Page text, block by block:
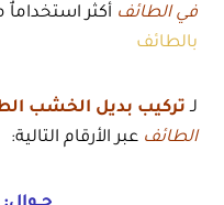
في الطائف أكثر استخداماٌ
بالطائف
لـتركيب بديل الخشب
الطائف عبر الأرقام التالية: